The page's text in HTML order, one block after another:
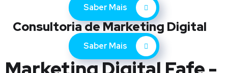
Saber Mais
Consultoria de Marketing Digital
Saber Mais